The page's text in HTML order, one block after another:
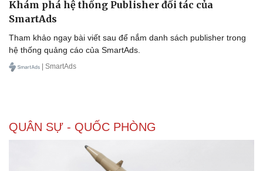
Doanh nghiệp
Thông tin doanh nghiệp
Công nghệ
Khám phá hệ thống Publisher đối tác của
SmartAds
Tham khảo ngay bài viết sau để nắm danh sách publisher trong
hệ thống quảng cáo của SmartAds.
| SmartAds
QUÂN SỰ - QUỐC PHÒNG